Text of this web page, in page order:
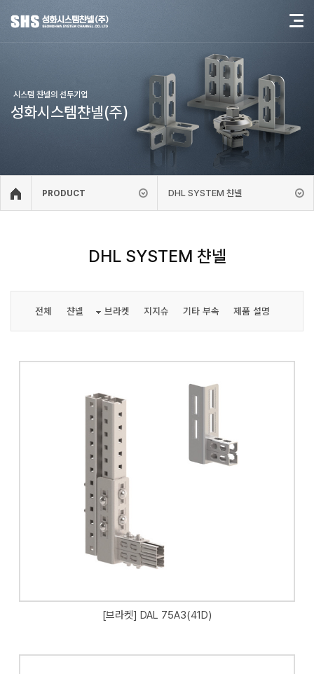
시스템 챤넬의 선두기업
성화시스템챤넬(주)
PRODUCT DHL SYSTEM 챤넬
DHL SYSTEM 챤넬
전체 챤넬 브라켓 지지슈 기타 부속 제품 설명
[브라켓] DAL 75A3(41D)